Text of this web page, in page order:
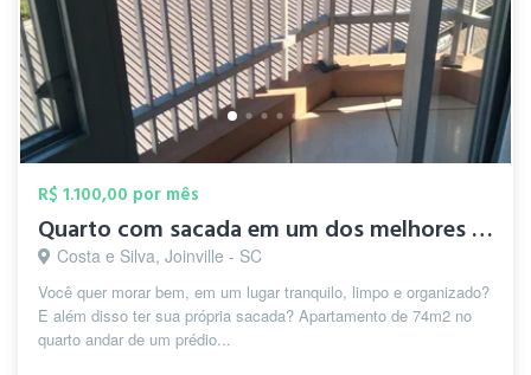
R$ 1.100,00 por mês
Quarto com sacada em um dos melhores bai...
Costa e Silva, Joinville - SC
Você quer morar bem, em um lugar tranquilo, limpo e organizado?
E além disso ter sua própria sacada? Apartamento de 74m2 no
quarto andar de um prédio...